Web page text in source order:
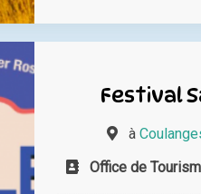
Festival
à
Office de